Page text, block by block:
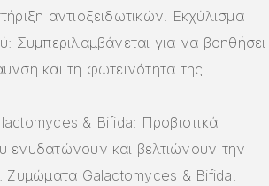
αντιοξειδωτικών. Εκχύλισμα
Συμπεριλαμβάνεται για να βοηθήσει
και τη φωτεινότητα της
& Bifida: Προβιοτικά
ενυδατώνουν και βελτιώνουν την
Ζυμώματα Galactomyces & Bifida: